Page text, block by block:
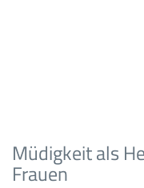
Müdigkeit als
Frauen